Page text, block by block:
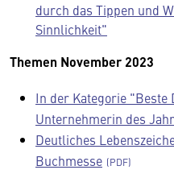
durch das Tippen und
Sinnlichkeit"
Themen November 2023
In der Kategorie
Unternehmerin des
Deutliches
Buchmesse